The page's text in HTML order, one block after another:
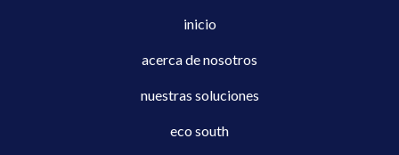
inicio
acerca de nosotros
nuestras soluciones
eco south